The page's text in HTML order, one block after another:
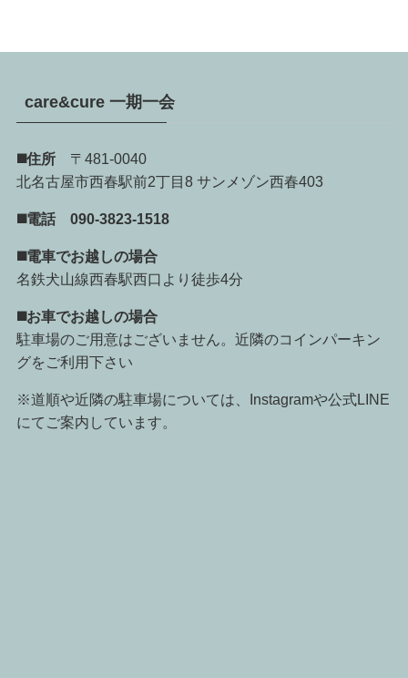
care&cure 一期一会
◼️住所 〒481-0040
北名古屋市西春駅前2丁目8 サンメゾン西春403
◼️電話 090-3823-1518
◼️電車でお越しの場合
名鉄犬山線西春駅西口より徒歩4分
◼️お車でお越しの場合
駐車場のご用意はございません。近隣のコインパーキン
グをご利用下さい
※道順や近隣の駐車場については、Instagramや公式LINE
にてご案内しています。